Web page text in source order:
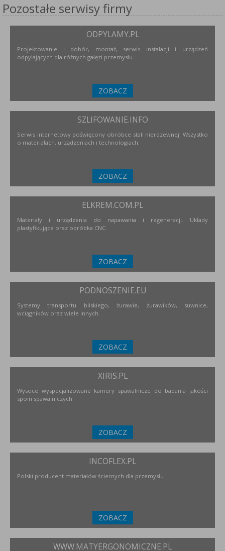
Pozostałe serwisy firmy
ODPYLAMY.PL
Projektowanie i dobór, montaż, serwis instalacji i urządzeń
odpylających dla różnych gałęzi przemysłu.
ZOBACZ
SZLIFOWANIE.INFO
Serwis internetowy poświęcony obróbce stali nierdzewnej. Wszystko
o materiałach, urządzeniach i technologiach.
ZOBACZ
ELKREM.COM.PL
Materiały i urządzenia do napawania i regeneracji. Układy
plastyfikujące oraz obróbka CNC.
ZOBACZ
PODNOSZENIE.EU
Systemy transportu bliskiego, żurawie, żurawików, suwnice,
wciągników oraz wiele innych.
ZOBACZ
XIRIS.PL
Wysoce wyspecjalizowane kamery spawalnicze do badania jakości
spoin spawalniczych
ZOBACZ
INCOFLEX.PL
Polski producent materiałów ściernych dla przemysłu
ZOBACZ
WWW.MATYERGONOMICZNE.PL